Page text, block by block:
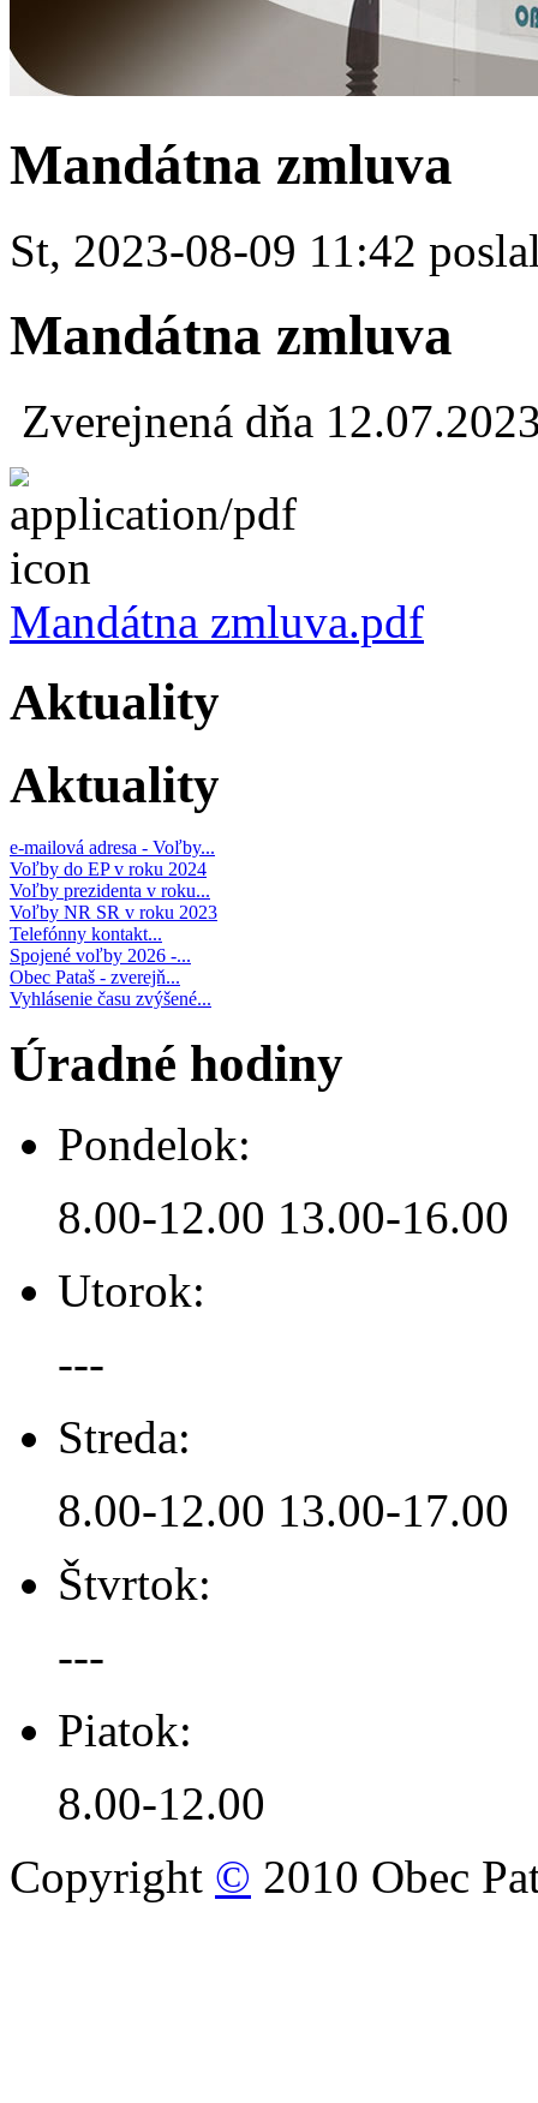
Mandátna zmluva
St, 2023-08-09 11:42
Mandátna zmluva
Zverejnená dňa
Mandátna zmluva.pdf
Aktuality
Aktuality
e-mailová adresa - Voľby...
Voľby do EP v roku 2024
Voľby prezidenta v roku...
Voľby NR SR v roku 2023
Telefónny kontakt...
Spojené voľby 2026 -...
Obec Pataš - zverejň...
Vyhlásenie času zvýšené...
Úradné hodiny
Pondelok:
8.00-12.00 13.00-16.00
Utorok:
---
Streda:
8.00-12.00 13.00-17.00
Štvrtok:
---
Piatok:
8.00-12.00
Copyright © 2010 Obec